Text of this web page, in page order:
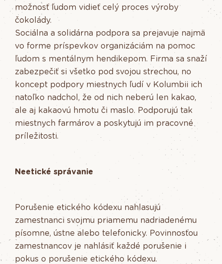
možnosť ľudom vidieť celý proces výroby
čokolády.
Sociálna a solidárna podpora sa prejavuje najmä
vo forme príspevkov organizáciám na pomoc
ľudom s mentálnym hendikepom. Firma sa snaží
zabezpečiť si všetko pod svojou strechou, no
koncept podpory miestnych ľudí v Kolumbii ich
natoľko nadchol, že od nich neberú len kakao,
ale aj kakaovú hmotu či maslo. Podporujú tak
miestnych farmárov a poskytujú im pracovné
príležitosti.
Neetické správanie
Porušenie etického kódexu nahlasujú
zamestnanci svojmu priamemu nadriadenému
písomne, ústne alebo telefonicky. Povinnosťou
zamestnancov je nahlásiť každé porušenie i
pokus o porušenie etického kódexu.